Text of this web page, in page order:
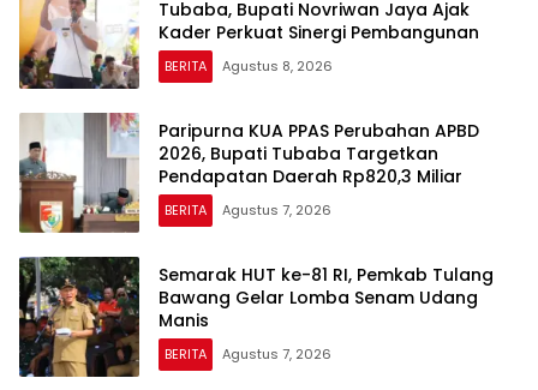
Tubaba, Bupati Novriwan Jaya Ajak
Kader Perkuat Sinergi Pembangunan
BERITA Agustus 8, 2026
Paripurna KUA PPAS Perubahan APBD
2026, Bupati Tubaba Targetkan
Pendapatan Daerah Rp820,3 Miliar
BERITA Agustus 7, 2026
Semarak HUT ke-81 RI, Pemkab Tulang
Bawang Gelar Lomba Senam Udang
Manis
BERITA Agustus 7, 2026